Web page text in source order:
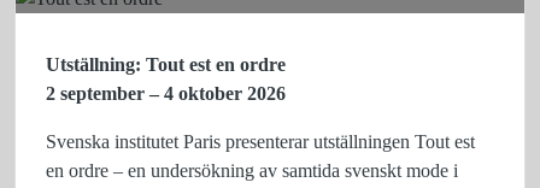
Utställning: Tout est en ordre
2 september – 4 oktober 2026
Svenska institutet Paris presenterar utställningen Tout est
en ordre – en undersökning av samtida svenskt mode i